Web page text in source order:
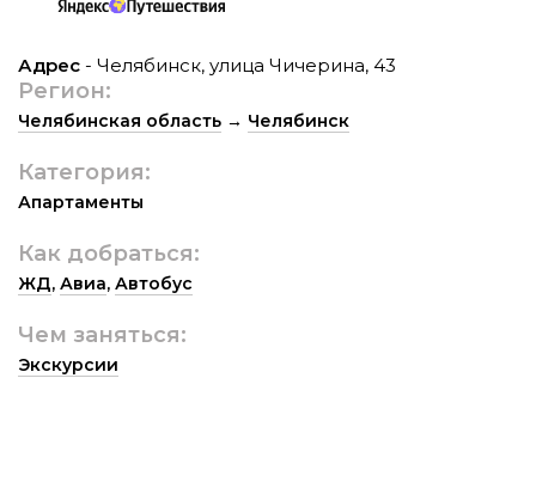
Адрес - Челябинск, улица Чичерина, 43
Регион:
Челябинская область → Челябинск
Категория:
Апартаменты
Как добраться:
ЖД, Авиа, Автобус
Чем заняться:
Экскурсии